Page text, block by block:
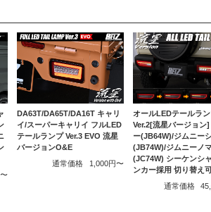
DA63T/DA65T/DA16T キャリ
イ/スーパーキャリイ フルLED
テールランプ Ver.3 EVO 流星
バージョンO&E
通常価格
1,000円〜
オールLEDテールラ
Ver.2[流星バージョン]
ー(JB64W)/ジムニー
(JB74W)/ジムニーノ
(JC74W) シーケンシ
ンカー採用 切り替え
通常価格